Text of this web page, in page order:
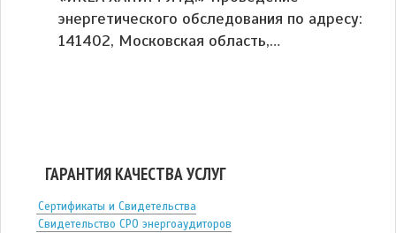
энергетического обследования по адресу:
141402, Московская область,…
ГАРАНТИЯ КАЧЕСТВА УСЛУГ
Сертификаты и Свидетельства
Свидетельство СРО энергоаудиторов